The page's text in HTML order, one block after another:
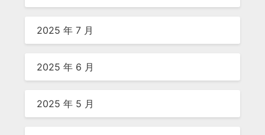
2025 年 7 月
2025 年 6 月
2025 年 5 月